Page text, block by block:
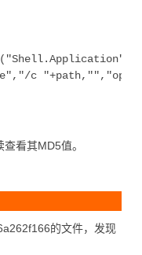
c
看其MD5值。
的文件，发现